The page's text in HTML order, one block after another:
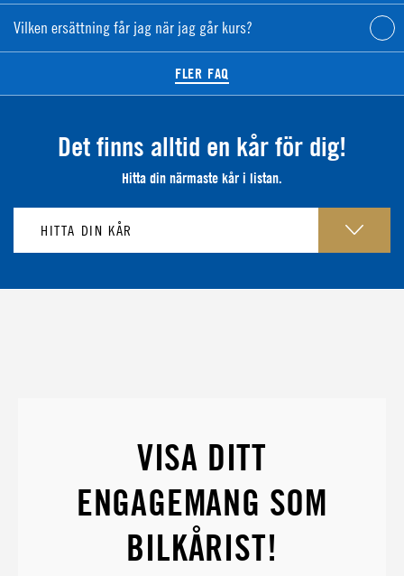
Vilken ersättning får jag när jag går kurs?
FLER FAQ
Det finns alltid en kår för dig!
Hitta din närmaste kår i listan.
VISA DITT
ENGAGEMANG SOM
BILKÅRIST!